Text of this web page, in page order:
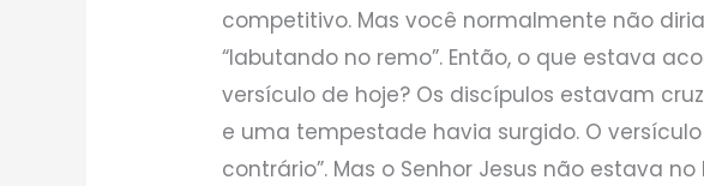
competitivo. Mas você normalmente não
“labutando no remo”. Então, o que estava
versículo de hoje? Os discípulos estavam
e uma tempestade havia surgido. O versículo
contrário”. Mas o Senhor Jesus não estava no